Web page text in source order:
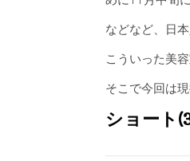
などなど、日
こういった美
そこで今回は
ショート